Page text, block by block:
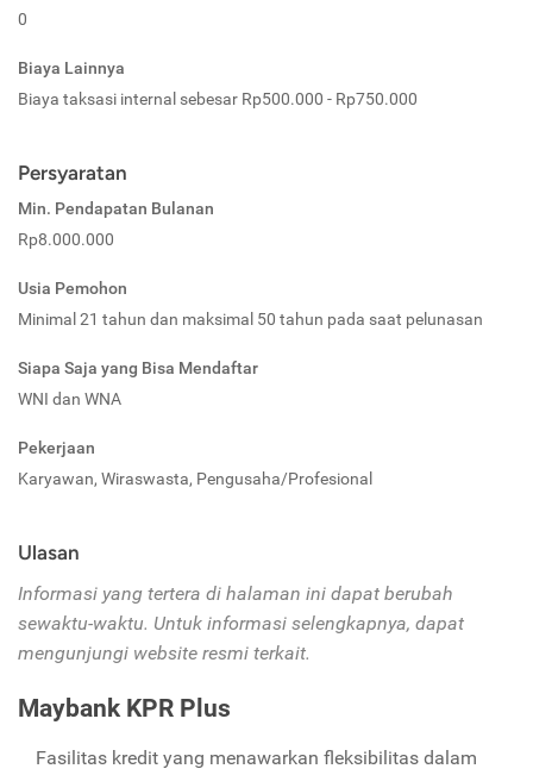
0
Biaya Lainnya
Biaya taksasi internal sebesar Rp500.000 - Rp750.000
Persyaratan
Min. Pendapatan Bulanan
Rp8.000.000
Usia Pemohon
Minimal 21 tahun dan maksimal 50 tahun pada saat pelunasan
Siapa Saja yang Bisa Mendaftar
WNI dan WNA
Pekerjaan
Karyawan, Wiraswasta, Pengusaha/Profesional
Ulasan
Informasi yang tertera di halaman ini dapat berubah
sewaktu-waktu. Untuk informasi selengkapnya, dapat
mengunjungi website resmi terkait.
Maybank KPR Plus
Fasilitas kredit yang menawarkan fleksibilitas dalam